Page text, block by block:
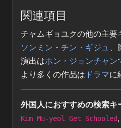
関連項目
チャムギョユクの他の主要
ソンミン ・ チン・ギジュ 、
演出はホン・ジョンチャン
より多くの作品は ドラマに
外国人におすすめの検索キ
Kim Mu-yeol Get Schooled,